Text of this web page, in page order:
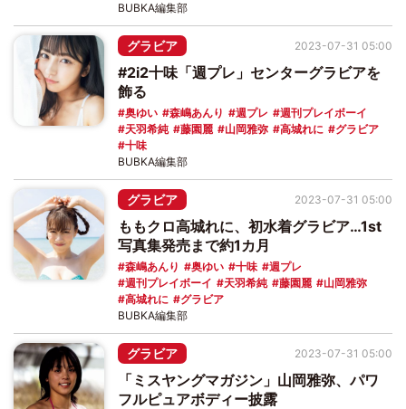
BUBKA編集部
グラビア
#2i2十味「週プレ」センターグラビアを
飾る
奥ゆい 森嶋あんり 週プレ
週刊プレイボーイ
天羽希純
藤園麗 山岡雅弥 高城れに
グラビア
十味
2023-07-31 05:00
BUBKA編集部
グラビア
ももクロ高城れに、初水着グラビア…1st
写真集発売まで約1カ月
森嶋あんり 奥ゆい 十味
週プレ
週刊プレイボーイ
天羽希純 藤園麗
山岡雅弥
高城れに
グラビア
2023-07-31 05:00
BUBKA編集部
グラビア
「ミスヤングマガジン」山岡雅弥、パワ
フルピュアボディー披露
2023-07-31 05:00